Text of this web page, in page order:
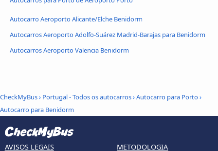
Autocarro Aeroporto Alicante/Elche Benidorm
Autocarros Aeroporto Adolfo-Suárez Madrid-Barajas para Benidorm
Autocarros Aeroporto Valencia Benidorm
CheckMyBus› Portugal - Todos os autocarros›Autocarro para Porto›
Autocarro para Benidorm
AVISOS LEGAIS METODOLOGIA